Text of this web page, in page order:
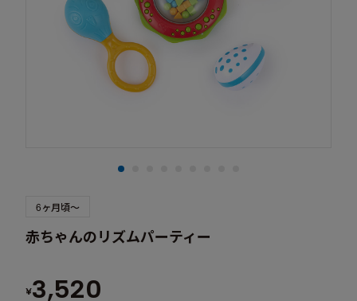
6ヶ月頃～
赤ちゃんのリズムパーティー
¥3,520